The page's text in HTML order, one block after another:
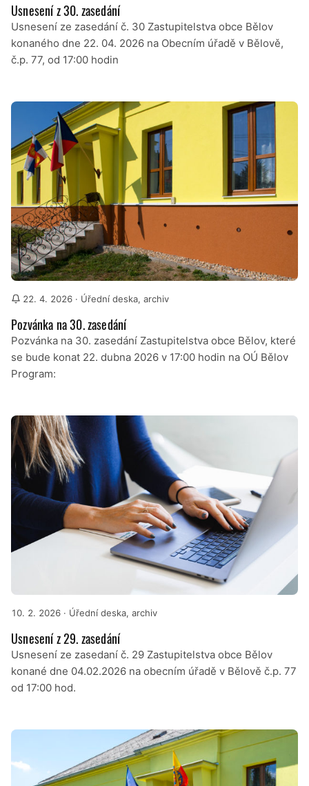
Usnesení z 30. zasedání
Usnesení ze zasedání č. 30 Zastupitelstva obce Bělov
konaného dne 22. 04. 2026 na Obecním úřadě v Bělově,
č.p. 77, od 17:00 hodin
22. 4. 2026 · Úřední deska, archiv
Pozvánka na 30. zasedání
Pozvánka na 30. zasedání Zastupitelstva obce Bělov, které
se bude konat 22. dubna 2026 v 17:00 hodin na OÚ Bělov
Program:
10. 2. 2026 · Úřední deska, archiv
Usnesení z 29. zasedání
Usnesení ze zasedaní č. 29 Zastupitelstva obce Bělov
konané dne 04.02.2026 na obecním úřadě v Bělově č.p. 77
od 17:00 hod.